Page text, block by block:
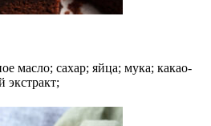
масло; сахар; яйца; мука; какао-
экстракт;